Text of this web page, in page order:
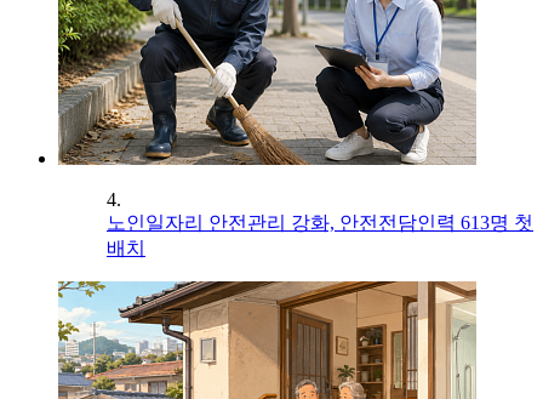
4.
노인일자리 안전관리 강화, 안전전담인력 613명 첫
배치